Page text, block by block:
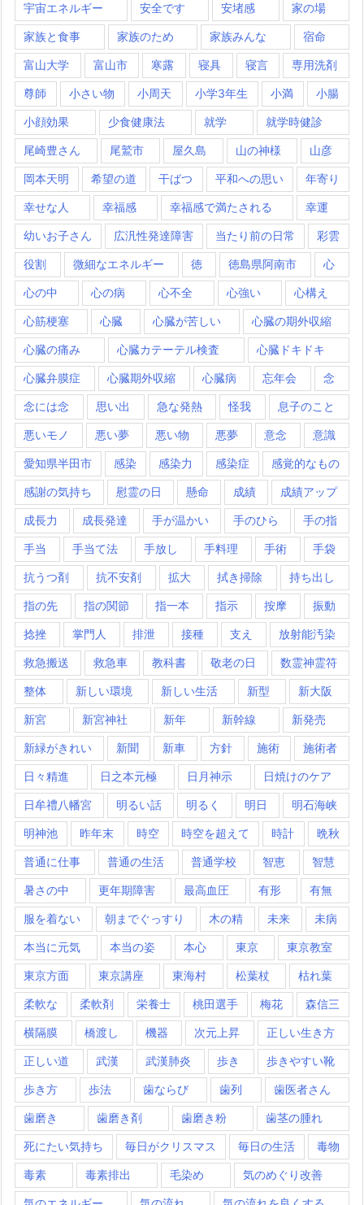
宇宙エネルギー 安全です 安堵感 家の場
家族と食事 家族のため 家族みんな 宿命
富山大学 富山市 寒露 寝具 寝言 専用洗剤
尊師 小さい物 小周天 小学3年生 小満 小腸
小顔効果 少食健康法 就学 就学時健診
尾崎豊さん 尾鷲市 屋久島 山の神様 山彦
岡本天明 希望の道 干ばつ 平和への思い 年寄り
幸せな人 幸福感 幸福感で満たされる 幸運
幼いお子さん 広汎性発達障害 当たり前の日常 彩雲
役割 微細なエネルギー 徳 徳島県阿南市 心
心の中 心の病 心不全 心強い 心構え
心筋梗塞 心臓 心臓が苦しい 心臓の期外収縮
心臓の痛み 心臓カテーテル検査 心臓ドキドキ
心臓弁膜症 心臓期外収縮 心臓病 忘年会 念
念には念 思い出 急な発熱 怪我 息子のこと
悪いモノ 悪い夢 悪い物 悪夢 意念 意識
愛知県半田市 感染 感染力 感染症 感覚的なもの
感謝の気持ち 慰霊の日 懸命 成績 成績アップ
成長力 成長発達 手が温かい 手のひら 手の指
手当 手当て法 手放し 手料理 手術 手袋
抗うつ剤 抗不安剤 拡大 拭き掃除 持ち出し
指の先 指の関節 指一本 指示 按摩 振動
捻挫 掌門人 排泄 接種 支え 放射能汚染
救急搬送 救急車 教科書 敬老の日 数霊神霊符
整体 新しい環境 新しい生活 新型 新大阪
新宮 新宮神社 新年 新幹線 新発売
新緑がきれい 新聞 新車 方針 施術 施術者
日々精進 日之本元極 日月神示 日焼けのケア
日牟禮八幡宮 明るい話 明るく 明日 明石海峡
明神池 昨年末 時空 時空を超えて 時計 晩秋
普通に仕事 普通の生活 普通学校 智恵 智慧
暑さの中 更年期障害 最高血圧 有形 有無
服を着ない 朝までぐっすり 木の精 未来 未病
本当に元気 本当の姿 本心 東京 東京教室
東京方面 東京講座 東海村 松葉杖 枯れ葉
柔軟な 柔軟剤 栄養士 桃田選手 梅花 森信三
横隔膜 橋渡し 機器 次元上昇 正しい生き方
正しい道 武漢 武漢肺炎 歩き 歩きやすい靴
歩き方 歩法 歯ならび 歯列 歯医者さん
歯磨き 歯磨き剤 歯磨き粉 歯茎の腫れ
死にたい気持ち 毎日がクリスマス 毎日の生活 毒物
毒素 毒素排出 毛染め 気のめぐり改善